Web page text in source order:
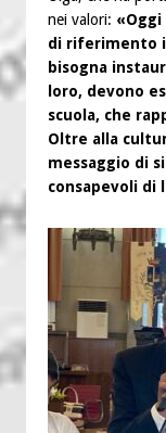
nei valori:
di riferimento i
bisogna
loro, devono
scuola, che
Oltre alla
messaggio di
consapevoli di